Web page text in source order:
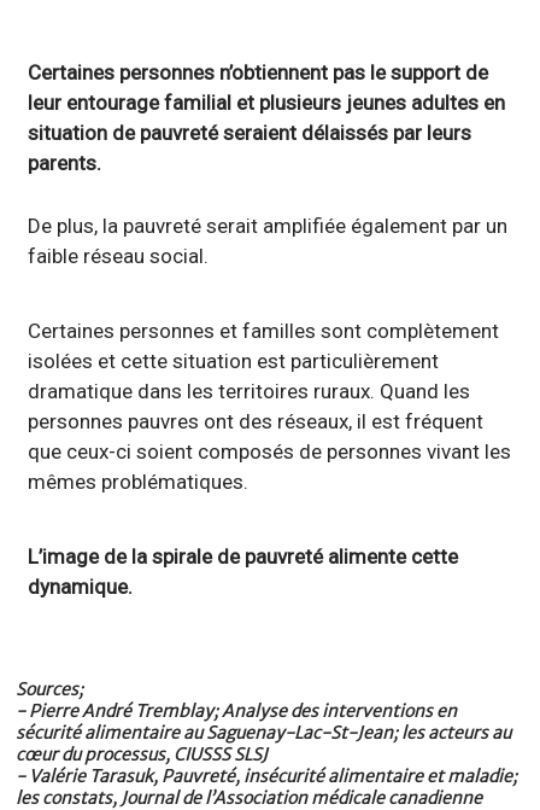
Certaines personnes n’obtiennent pas le support de
leur entourage familial et plusieurs jeunes adultes en
situation de pauvreté seraient délaissés par leurs
parents.
De plus, la pauvreté serait amplifiée également par un
faible réseau social.
Certaines personnes et familles sont complètement
isolées et cette situation est particulièrement
dramatique dans les territoires ruraux. Quand les
personnes pauvres ont des réseaux, il est fréquent
que ceux-ci soient composés de personnes vivant les
mêmes problématiques.
L’image de la spirale de pauvreté alimente cette
dynamique.
Sources;
- Pierre André Tremblay; Analyse des interventions en
sécurité alimentaire au Saguenay-Lac-St-Jean; les acteurs au
cœur du processus, CIUSSS SLSJ
- Valérie Tarasuk, Pauvreté, insécurité alimentaire et maladie;
les constats, Journal de l’Association médicale canadienne